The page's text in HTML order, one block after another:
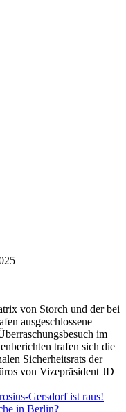
von Storch und der bei
ausgeschlossene
im
trafen sich die
Sicherheitsrats der
von Vizepräsident JD